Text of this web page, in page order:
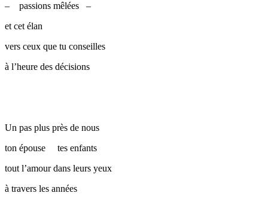
– passions mêlées –
et cet élan
vers ceux que tu conseilles
à l’heure des décisions
Un pas plus près de nous
ton épouse tes enfants
tout l’amour dans leurs yeux
à travers les années